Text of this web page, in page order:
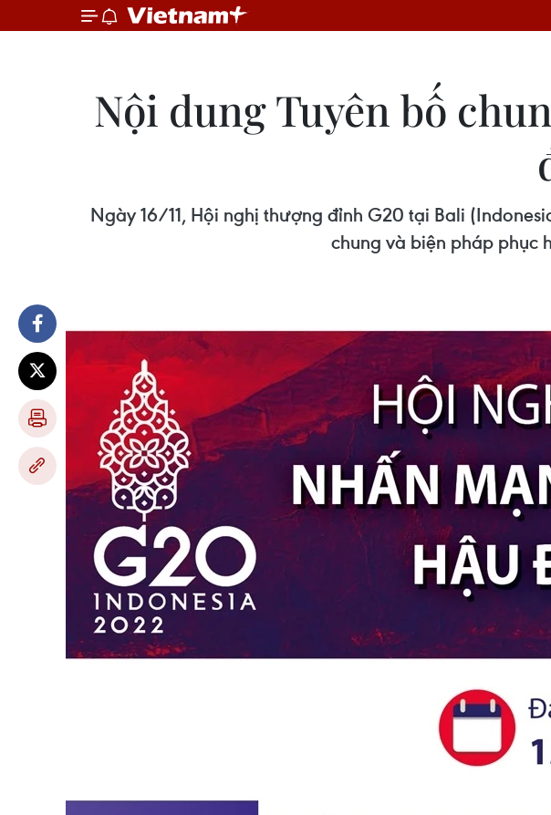
Nội dung Tuyên bố
Ngày 16/11, Hội nghị thượng đỉnh G20 tại Bali
chung và biện pháp phục